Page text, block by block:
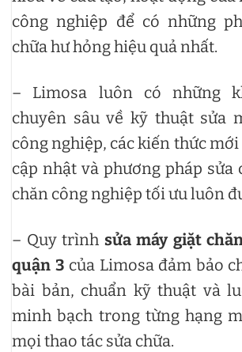
công nghiệp để có những
chữa hư hỏng hiệu quả nhất.
– Limosa luôn có những
chuyên sâu về kỹ thuật sửa
công nghiệp, các kiến thức
cập nhật và phương pháp sửa
chăn công nghiệp tối ưu luôn
– Quy trình sửa máy giặt
quận 3 của Limosa đảm bảo
bài bản, chuẩn kỹ thuật và
minh bạch trong từng hạng
mọi thao tác sửa chữa.